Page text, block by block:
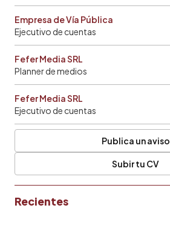
Empresa de Vía Pública
Ejecutivo de cuentas
Fefer Media SRL
Planner de medios
Fefer Media SRL
Ejecutivo de cuentas
Publica un aviso
Subir tu CV
Recientes